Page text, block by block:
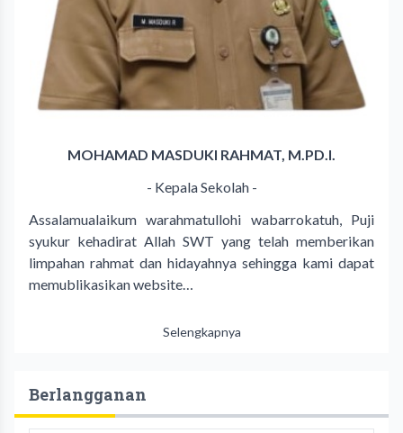
MOHAMAD MASDUKI RAHMAT, M.PD.I.
- Kepala Sekolah -
Assalamualaikum warahmatullohi wabarrokatuh, Puji
syukur kehadirat Allah SWT yang telah memberikan
limpahan rahmat dan hidayahnya sehingga kami dapat
memublikasikan website…
Selengkapnya
Berlangganan